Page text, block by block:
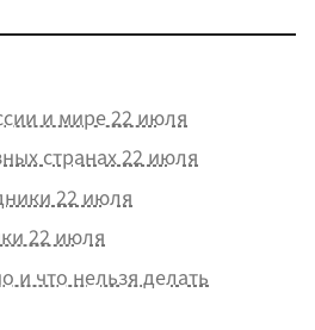
и мире 22 июля
странах 22 июля
22 июля
22 июля
и что нельзя делать